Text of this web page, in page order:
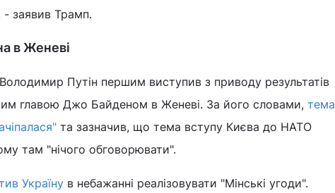
- заявив Трамп.
в Женеві
Путін першим виступив з приводу результатів
главою Джо Байденом в Женеві. За його словами, тема
та зазначив, що тема вступу Києва до НАТО
там "нічого обговорювати".
Україну в небажанні реалізовувати "Мінські угоди".